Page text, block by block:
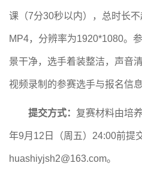
课（7分30秒以内），总时长
MP4，分辨率为1920*1080。
景干净，选手着装整洁，声音
视频录制的参赛选手与报名信
提交方式： 复赛材料由培
年9月 12 日（周五） 24:00前提
huashiyjsh2@163.com。